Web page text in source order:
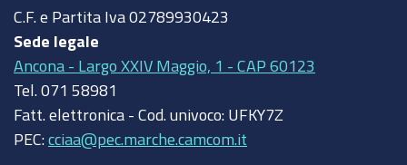
C.F. e Partita Iva 02789930423
Sede legale
Ancona - Largo XXIV Maggio, 1 - CAP 60123
Tel. 071 58981
Fatt. elettronica - Cod. univoco: UFKY7Z
PEC: cciaa@pec.marche.camcom.it